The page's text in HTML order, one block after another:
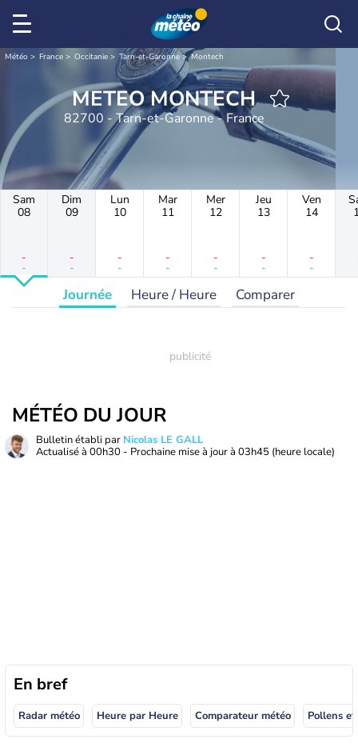
Météo France Occitanie Tarn-et-Garonne Montech
METEO MONTECH
82700 - Tarn-et-Garonne - France
Sam
08
-
-
Dim
09
-
-
Lun
10
-
-
Mar
11
-
-
Mer
12
-
-
Jeu
13
-
-
Ven
14
-
-
Journée Heure / Heure Comparer
MÉTÉO DU JOUR
Bulletin établi par Nicolas LE GALL
Actualisé à 00h30 - Prochaine mise à jour à 03h45 (heure locale)
En bref
Radar météo Heure par Heure Comparateur météo Pollens